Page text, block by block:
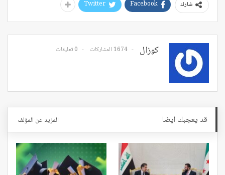
شارك Facebook
Twitter
كوزال 1674 المشاركات 0 تعليقات
قد يعجبك ايضا المزيد عن المؤلف